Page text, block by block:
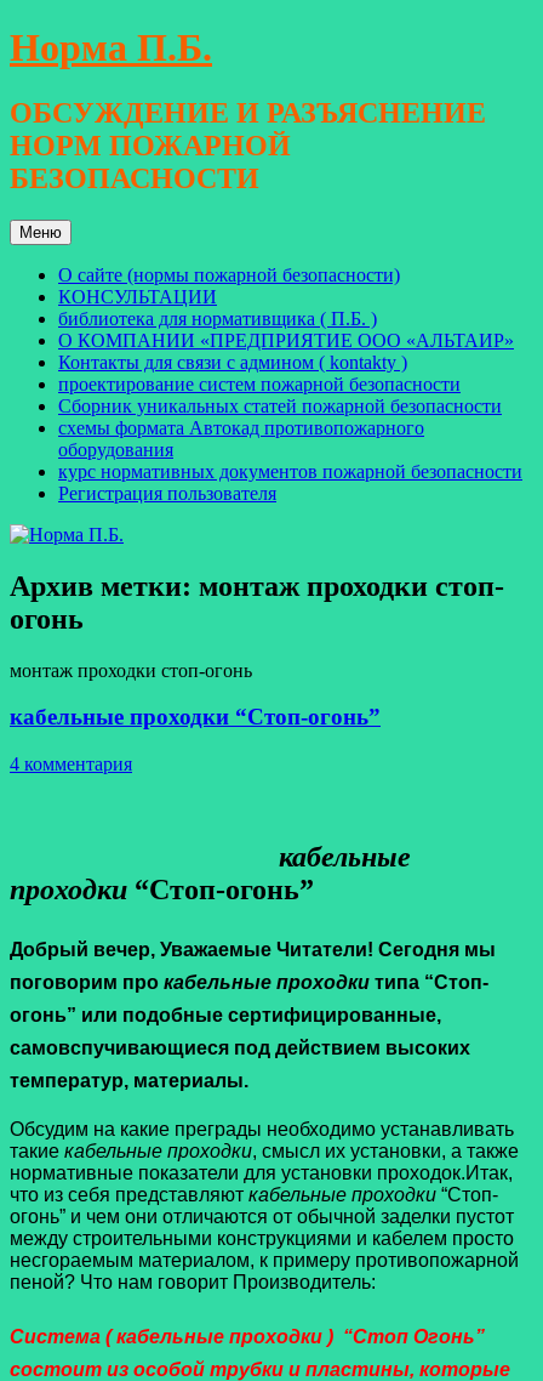
Перейти
к
Норма П.Б.
ОБСУЖДЕНИЕ И РАЗЪЯСНЕНИЕ
НОРМ ПОЖАРНОЙ
БЕЗОПАСНОСТИ
Меню
О сайте (нормы пожарной безопасности)
КОНСУЛЬТАЦИИ
библиотека для нормативщика ( П.Б. )
О КОМПАНИИ «ПРЕДПРИЯТИЕ ООО «АЛЬТАИР»
Контакты для связи с админом ( kontakty )
проектирование систем пожарной безопасности
Сборник уникальных статей пожарной безопасности
схемы формата Автокад противопожарного
оборудования
курс нормативных документов пожарной безопасности
Регистрация пользователя
Архив метки: монтаж проходки стоп-
огонь
монтаж проходки стоп-огонь
кабельные проходки “Стоп-огонь”
4 комментария
кабельные
проходки “Стоп-огонь”
Добрый вечер, Уважаемые Читатели! Сегодня мы
поговорим про кабельные проходки типа “Стоп-
огонь” или подобные сертифицированные,
самовспучивающиеся под действием высоких
температур, материалы.
Обсудим на какие преграды необходимо устанавливать
такие кабельные проходки, смысл их установки, а также
нормативные показатели для установки проходок.Итак,
что из себя представляют кабельные проходки “Стоп-
огонь” и чем они отличаются от обычной заделки пустот
между строительными конструкциями и кабелем просто
несгораемым материалом, к примеру противопожарной
пеной? Что нам говорит Производитель:
Система ( кабельные проходки ) “Стоп Огонь”
состоит из особой трубки и пластины, которые